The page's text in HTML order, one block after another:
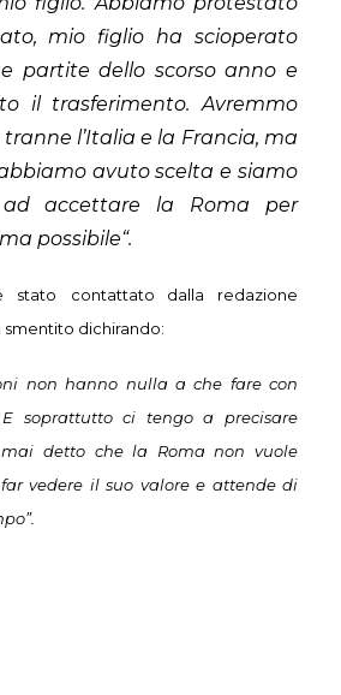
mio figlio ha scioperato
partite dello scorso anno e
il trasferimento. Avremmo
l’Italia e la Francia, ma
avuto scelta e siamo
accettare la Roma per
possibile“.
stato
contattato dalla redazione
smentito dichirando:
non hanno nulla a che fare con
soprattutto ci tengo a precisare
detto che la Roma non vuole
vedere il suo valore e attende di